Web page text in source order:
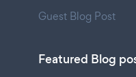
Guest Blog Post
Featured Blog